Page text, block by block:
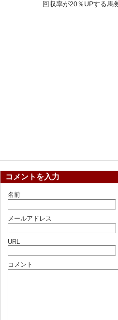
回収率が20％UPする馬
コメントを入力
名前
メールアドレス
URL
コメント